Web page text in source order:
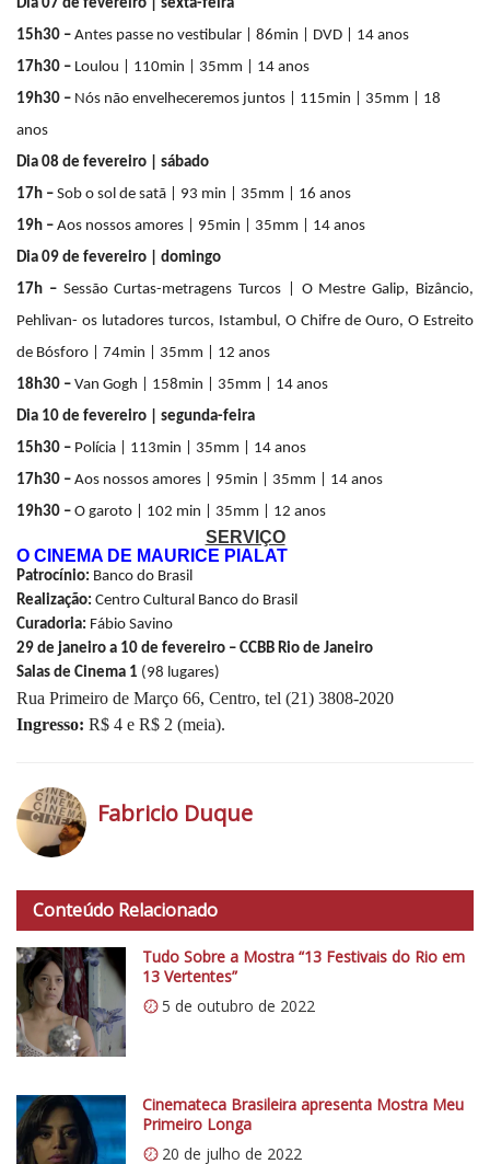
Dia 07 de fevereiro | sexta-feira
15h30 – Antes passe no vestibular | 86min | DVD | 14 anos
17h30 – Loulou | 110min | 35mm | 14 anos
19h30 – Nós não envelheceremos juntos | 115min | 35mm | 18
anos
Dia 08 de fevereiro | sábado
17h – Sob o sol de satã | 93 min | 35mm | 16 anos
19h – Aos nossos amores | 95min | 35mm | 14 anos
Dia 09 de fevereiro | domingo
17h –Sessão Curtas-metragens Turcos | O Mestre Galip, Bizâncio,
Pehlivan- os lutadores turcos, Istambul, O Chifre de Ouro, O Estreito
de Bósforo | 74min | 35mm | 12 anos
18h30 – Van Gogh | 158min | 35mm | 14 anos
Dia 10 de fevereiro | segunda-feira
15h30 – Polícia | 113min | 35mm | 14 anos
17h30 – Aos nossos amores | 95min | 35mm | 14 anos
19h30 – O garoto | 102 min | 35mm | 12 anos
SERVIÇO
O CINEMA DE MAURICE PIALAT
Patrocínio: Banco do Brasil
Realização: Centro Cultural Banco do Brasil
Curadoria: Fábio Savino
29 de janeiro a 10 de fevereiro – CCBB Rio de Janeiro
Salas de Cinema 1 (98 lugares)
Rua Primeiro de Março 66, Centro, tel (21) 3808-2020
Ingresso: R$ 4 e R$ 2 (meia).
t
p
s
:
/
/
0
.
w
Fabricio Duque
Conteúdo Relacionado
Tudo Sobre a Mostra “13 Festivais do Rio em
13 Vertentes”
5 de outubro de 2022
Cinemateca Brasileira apresenta Mostra Meu
Primeiro Longa
20 de julho de 2022